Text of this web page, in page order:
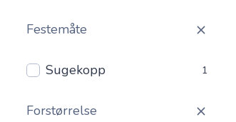
Festemåte
Sugekopp 1
Forstørrelse